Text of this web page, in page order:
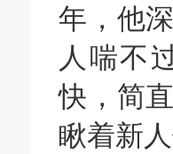
年，他
人喘不
快，简
瞅着新